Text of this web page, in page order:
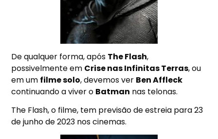
De qualquer forma, após The Flash,
possivelmente em Crise nas Infinitas Terras, ou
em um filme solo, devemos ver Ben Affleck
continuando a viver o Batman nas telonas.
The Flash, o filme, tem previsão de estreia para 23
de junho de 2023 nos cinemas.